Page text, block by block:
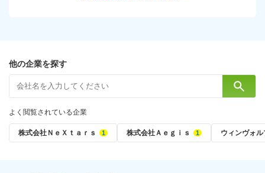
他の企業を探す
よく閲覧されている企業
株式会社ＮｅＸｔａｒｓ 株式会社Ａｅｇｉｓ ウィンヴォ